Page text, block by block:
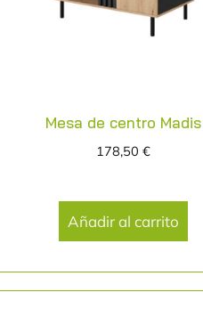
Mesa de centro Madis
178,50€
Añadir al carrito